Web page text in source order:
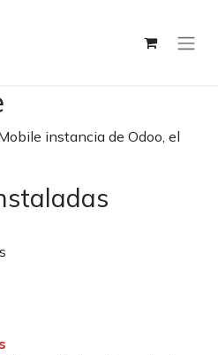
instancia de Odoo, el